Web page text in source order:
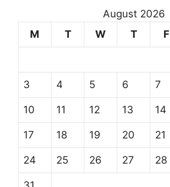
August 2026
M
T W T F
3 4 5 6 7
10 11 12 13 14
17 18 19 20 21
24 25 26 27 28